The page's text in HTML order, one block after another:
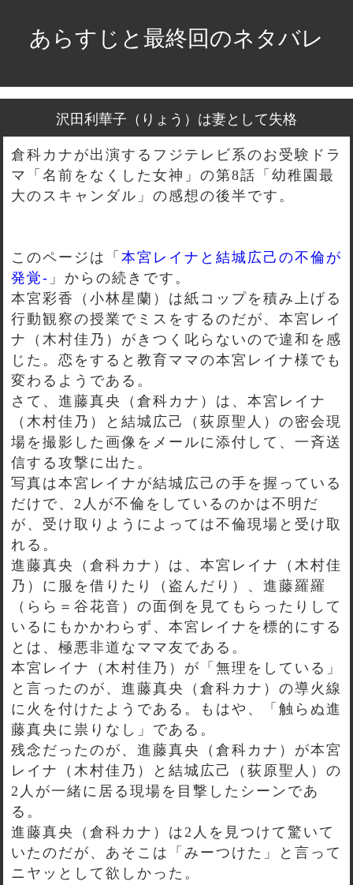
あらすじと最終回のネタバレ
沢田利華子（りょう）は妻として失格
倉科カナが出演するフジテレビ系のお受験ドラ
マ「名前をなくした女神」の第8話「幼稚園最
大のスキャンダル」の感想の後半です。
このページは「 本宮レイナと結城広己の不倫が
発覚- 」からの続きです。
本宮彩香（小林星蘭）は紙コップを積み上げる
行動観察の授業でミスをするのだが、本宮レイ
ナ（木村佳乃）がきつく叱らないので違和を感
じた。恋をすると教育ママの本宮レイナ様でも
変わるようである。
さて、進藤真央（倉科カナ）は、本宮レイナ
（木村佳乃）と結城広己（荻原聖人）の密会現
場を撮影した画像をメールに添付して、一斉送
信する攻撃に出た。
写真は本宮レイナが結城広己の手を握っている
だけで、2人が不倫をしているのかは不明だ
が、受け取りようによっては不倫現場と受け取
れる。
進藤真央（倉科カナ）は、本宮レイナ（木村佳
乃）に服を借りたり（盗んだり）、進藤羅羅
（らら＝谷花音）の面倒を見てもらったりして
いるにもかかわらず、本宮レイナを標的にする
とは、極悪非道なママ友である。
本宮レイナ（木村佳乃）が「無理をしている」
と言ったのが、進藤真央（倉科カナ）の導火線
に火を付けたようである。もはや、「触らぬ進
藤真央に祟りなし」である。
残念だったのが、進藤真央（倉科カナ）が本宮
レイナ（木村佳乃）と結城広己（荻原聖人）の
2人が一緒に居る現場を目撃したシーンであ
る。
進藤真央（倉科カナ）は2人を見つけて驚いて
いたのだが、あそこは「みーつけた」と言って
ニヤッとして欲しかった。